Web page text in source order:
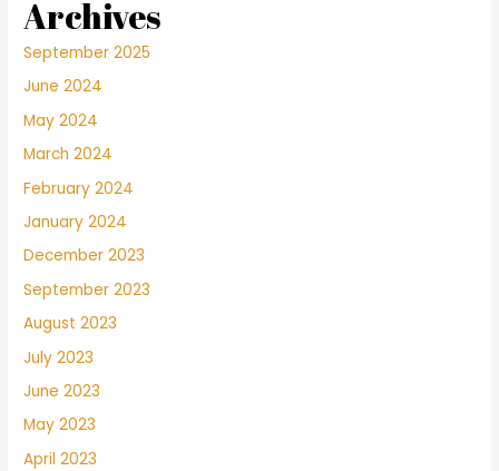
Archives
September 2025
June 2024
May 2024
March 2024
February 2024
January 2024
December 2023
September 2023
August 2023
July 2023
June 2023
May 2023
April 2023